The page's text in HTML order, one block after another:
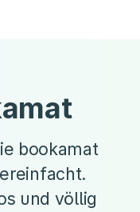
bookamat
und völlig